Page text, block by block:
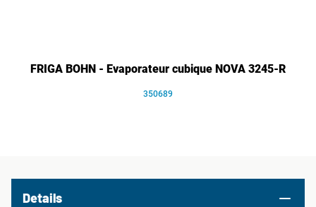
FRIGA BOHN - Evaporateur cubique NOVA 3245-R
350689
Details